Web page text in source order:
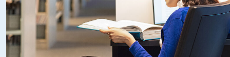
l'audiovisuel et de la télécommunication provoque en
effet des mouvements et des bouleversements auxquels
le droit ne saurait demeurer étranger.
De la production et la circulation de l'information à